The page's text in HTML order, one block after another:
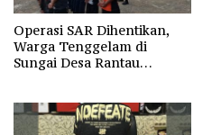
Operasi SAR Dihentikan,
Warga Tenggelam di
Sungai Desa Rantau